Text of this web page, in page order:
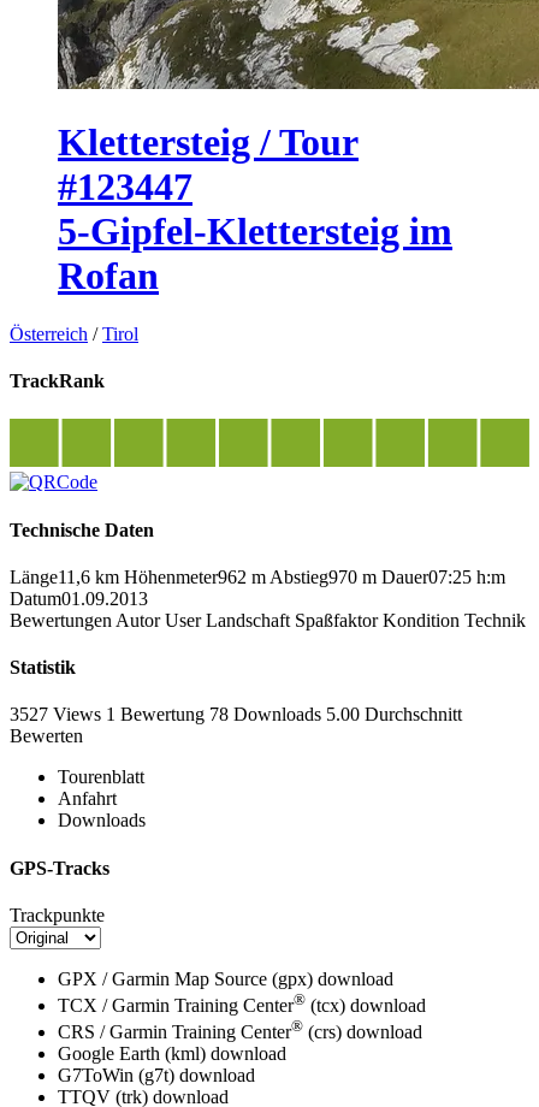
Klettersteig / Tour
#123447
5-Gipfel-Klettersteig im
Rofan
Österreich /Tirol
TrackRank
Technische Daten
Länge11,6 km Höhenmeter962 m Abstieg970 m Dauer07:25 h:m
Datum01.09.2013
Bewertungen Autor User Landschaft Spaßfaktor Kondition Technik
Statistik
3527 Views 1 Bewertung 78 Downloads 5.00 Durchschnitt
Bewerten
Tourenblatt
Anfahrt
Downloads
GPS-Tracks
Trackpunkte
GPX / Garmin Map Source (gpx) download
TCX / Garmin Training Center® (tcx) download
CRS / Garmin Training Center® (crs) download
Google Earth (kml) download
G7ToWin (g7t) download
TTQV (trk) download